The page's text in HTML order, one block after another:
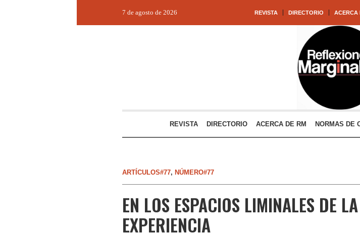
REVISTA DIRECTORIO ACERCA
7 de agosto de 2026
REVISTA DIRECTORIO ACERCA DE RM NORMAS DE
ARTÍCULOS#77, NÚMERO#77
EN LOS ESPACIOS LIMINALES DE LA
EXPERIENCIA